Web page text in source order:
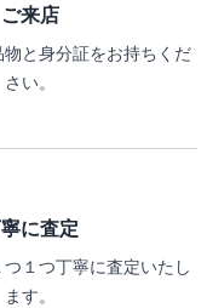
ご来店
と身分証をお持ちくだ
さい。
に査定
１つ丁寧に査定いたし
ます。